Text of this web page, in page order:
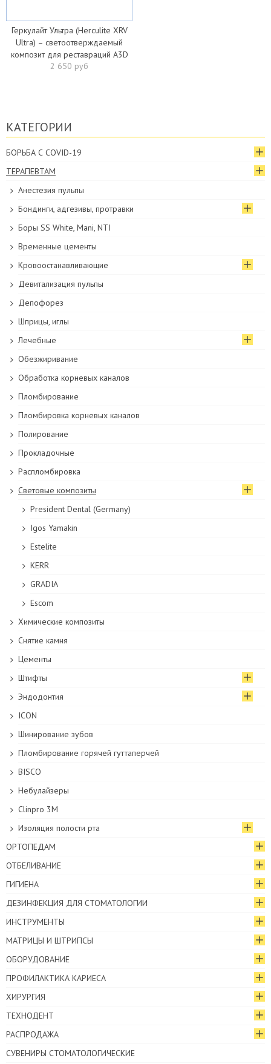
Геркулайт Ультра (Herculite XRV
Ultra) – светоотверждаемый
композит для реставраций A3D
2 650 руб
КАТЕГОРИИ
БОРЬБА С COVID-19
ТЕРАПЕВТАМ
Анестезия пульпы
Бондинги, адгезивы, протравки
Боры SS White, Mani, NTI
Временные цементы
Кровоостанавливающие
Девитализация пульпы
Депофорез
Шприцы, иглы
Лечебные
Обезжиривание
Обработка корневых каналов
Пломбирование
Пломбировка корневых каналов
Полирование
Прокладочные
Распломбировка
Световые композиты
President Dental (Germany)
Igos Yamakin
Estelite
KERR
GRADIA
Escom
Химические композиты
Снятие камня
Цементы
Штифты
Эндодонтия
ICON
Шинирование зубов
Пломбирование горячей гуттаперчей
BISCO
Небулайзеры
Clinpro 3M
Изоляция полости рта
ОРТОПЕДАМ
ОТБЕЛИВАНИЕ
ГИГИЕНА
ДЕЗИНФЕКЦИЯ ДЛЯ СТОМАТОЛОГИИ
ИНСТРУМЕНТЫ
МАТРИЦЫ И ШТРИПСЫ
ОБОРУДОВАНИЕ
ПРОФИЛАКТИКА КАРИЕСА
ХИРУРГИЯ
ТЕХНОДЕНТ
РАСПРОДАЖА
СУВЕНИРЫ СТОМАТОЛОГИЧЕСКИЕ